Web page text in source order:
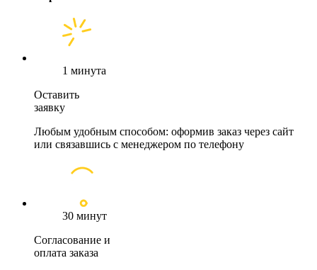
1 минута
Оставить
заявку
Любым удобным способом: оформив заказ через сайт
или связавшись с менеджером по телефону
30 минут
Согласование и
оплата заказа